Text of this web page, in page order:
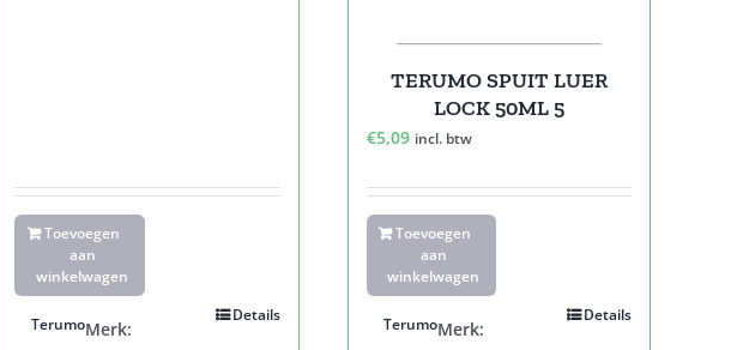
Toevoegen
aan
winkelwagen
Details
Merk:
Terumo
TERUMO SPUIT LUER
LOCK 50ML 5
€5,09 incl. btw
Toevoegen
aan
winkelwagen
Details
Merk:
Terumo